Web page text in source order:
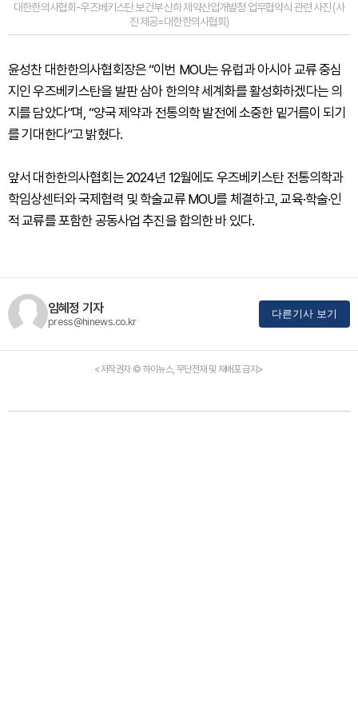
대한한의사협회-우즈베키스탄 보건부 산하 제약산업개발청 업무협약식 관련 사진 (사
진 제공=대한한의사협회)
윤성찬 대한한의사협회장은 “이번 MOU는 유럽과 아시아 교류 중심
지인 우즈베키스탄을 발판 삼아 한의약 세계화를 활성화하겠다는 의
지를 담았다”며, “양국 제약과 전통의학 발전에 소중한 밑거름이 되기
를 기대한다”고 밝혔다.
앞서 대한한의사협회는 2024년 12월에도 우즈베키스탄 전통의학과
학임상센터와 국제협력 및 학술교류 MOU를 체결하고, 교육·학술·인
적 교류를 포함한 공동사업 추진을 합의한 바 있다.
임혜정 기자
press@hinews.co.kr
다른기사 보기
<저작권자 © 하이뉴스, 무단전재 및 재배포 금지>